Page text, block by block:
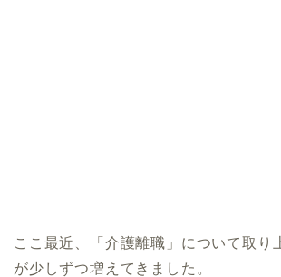
ここ最近、「介護離職」 について取り
が少しずつ増えてきました。